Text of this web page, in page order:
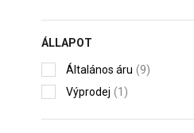
ÁLLAPOT
Általános áru (9)
Výprodej (1)